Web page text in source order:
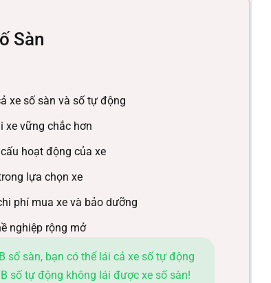
Sàn
xe số sàn và số tự động
xe vững chắc hơn
hoạt động của xe
lựa chọn xe
phí mua xe và bảo dưỡng
nghiệp rộng mở
số sàn, bạn có thể lái cả xe số tự động
số tự động không lái được xe số sàn!